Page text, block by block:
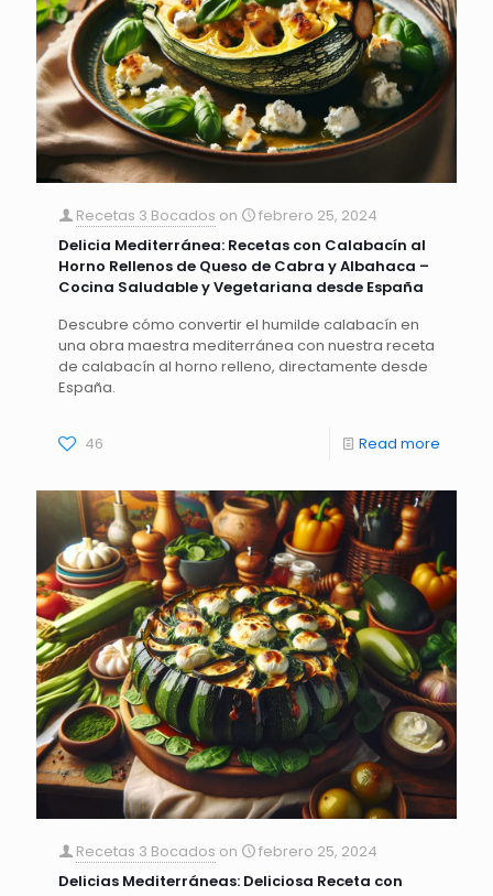
Recetas 3 Bocados on
febrero 25, 2024
Delicia Mediterránea: Recetas con Calabacín al
Horno Rellenos de Queso de Cabra y Albahaca –
Cocina Saludable y Vegetariana desde España
Descubre cómo convertir el humilde calabacín en
una obra maestra mediterránea con nuestra receta
de calabacín al horno relleno, directamente desde
España.
46 Read more
Recetas 3 Bocados on
febrero 25, 2024
Delicias Mediterráneas: Deliciosa Receta con